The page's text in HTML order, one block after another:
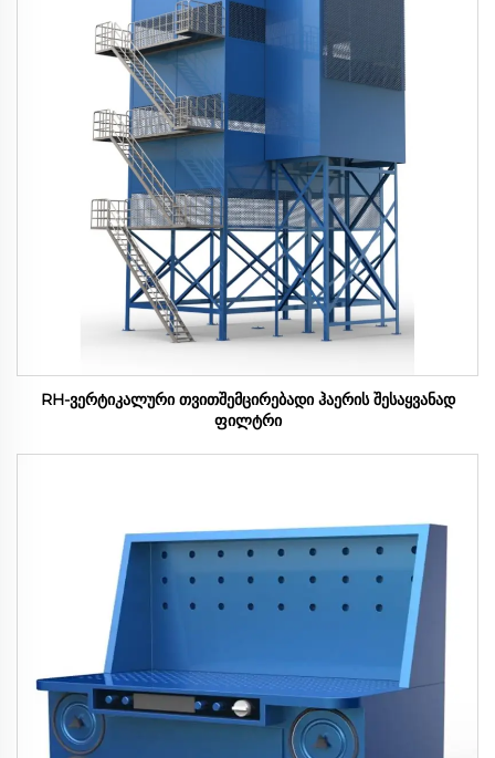
RH-ვერტიკალური თვითშემცირებადი ჰაერის შესაყვანად
ფილტრი